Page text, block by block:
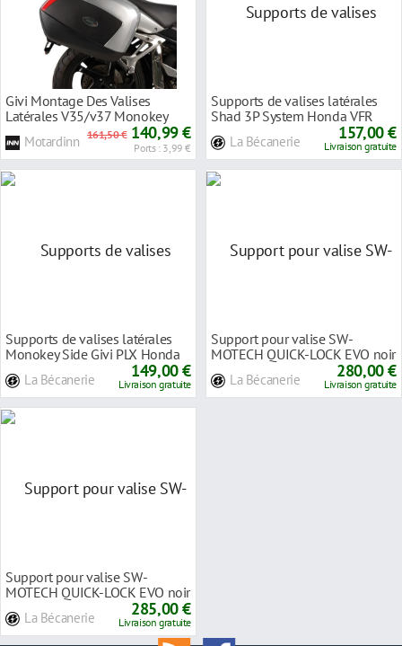
Givi Montage Des Valises
Latérales V35/v37 Monokey
Honda Vfr 800 Vtec
Motardinn 161,50 € 140,99 €
Ports : 3,99 €
Supports de valises latérales
Shad 3P System Honda VFR
La Bécanerie 157,00 €
Livraison gratuite
Supports de valises latérales
Monokey Side Givi PLX Honda
La Bécanerie 149,00 €
Livraison gratuite
Support pour valise SW-
MOTECH QUICK-LOCK EVO noir
Honda VFR 1200 X Cro
La Bécanerie 280,00 €
Livraison gratuite
Support pour valise SW-
MOTECH QUICK-LOCK EVO noir
Honda VFR 800 X Cros
La Bécanerie 285,00 €
Livraison gratuite